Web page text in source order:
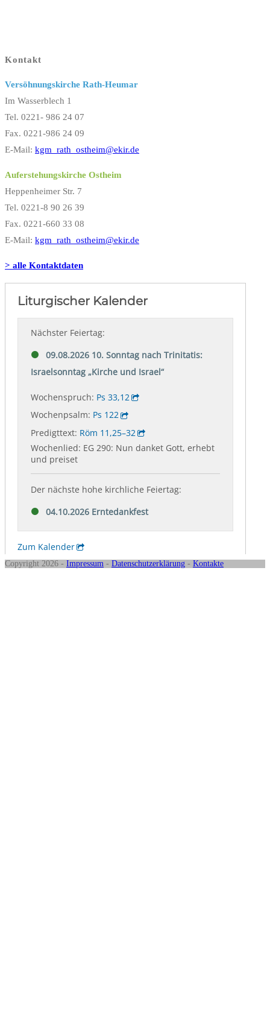
Kontakt
Versöhnungskirche Rath-Heumar
Im Wasserblech 1
Tel. 0221- 986 24 07
Fax. 0221-986 24 09
E-Mail: kgm_rath_ostheim@ekir.de
Auferstehungskirche Ostheim
Heppenheimer Str. 7
Tel. 0221-8 90 26 39
Fax. 0221-660 33 08
E-Mail: kgm_rath_ostheim@ekir.de
> alle Kontaktdaten
Copyright 2026 - Impressum - Datenschutzerklärung - Kontakte